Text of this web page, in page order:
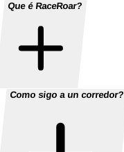
Que é RaceRoar?
Como sigo a un corredor?